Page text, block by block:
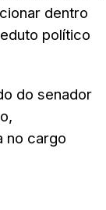
dentro
político
do senador
no cargo